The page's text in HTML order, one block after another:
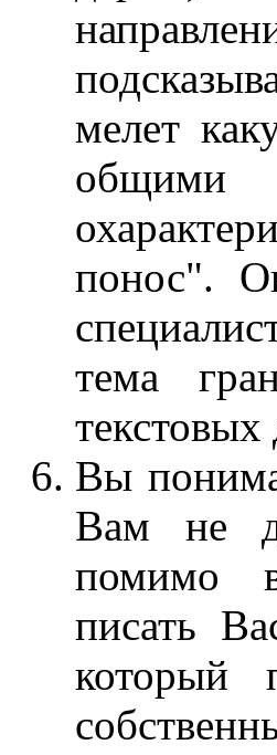
мелет
общими
понос".
тема
Вы
Вам не
помимо
писать
который